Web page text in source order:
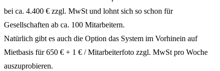
bei ca. 4.400 € zzgl. MwSt und lohnt sich so schon für
Gesellschaften ab ca. 100 Mitarbeitern.
Natürlich gibt es auch die Option das System im Vorhinein auf
Mietbasis für 650 € + 1 € / Mitarbeiterfoto zzgl. MwSt pro Woche
auszuprobieren.